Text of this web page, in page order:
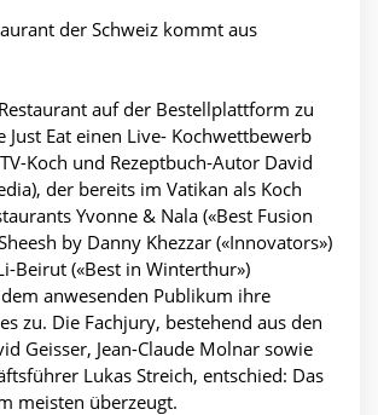
der Schweiz kommt aus
auf der Bestellplattform zu
Eat einen Live- Kochwettbewerb
Koch und Rezeptbuch-Autor David
der bereits im Vatikan als Koch
Yvonne & Nala («Best Fusion
by Danny Khezzar («Innovators»)
Beirut («Best in Winterthur»)
anwesenden Publikum ihre
zu. Die Fachjury, bestehend aus den
Geisser, Jean-Claude Molnar sowie
Lukas Streich, entschied: Das
meisten überzeugt.